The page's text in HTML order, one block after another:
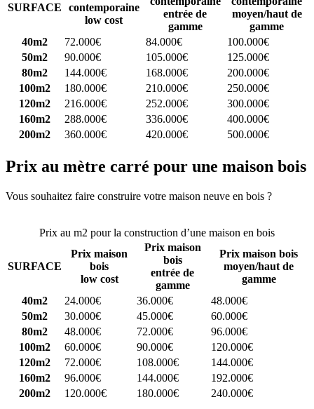
SURFACE
contemporaine
low cost
entrée de
gamme
moyen/haut de
gamme
40m2
72.000€ 84.000€
100.000€
50m2
90.000€ 105.000€
125.000€
80m2
144.000€ 168.000€
200.000€
100m2
180.000€ 210.000€
250.000€
120m2
216.000€ 252.000€
300.000€
160m2
288.000€ 336.000€
400.000€
200m2
360.000€ 420.000€ 500.000€
Prix au mètre carré pour une maison bois
Vous souhaitez faire construire votre maison neuve en bois ?
Prix au m2 pour la construction d’une maison en bois
SURFACE
Prix maison
bois
low cost
Prix maison
bois
entrée de
gamme
Prix maison bois
moyen/haut de
gamme
40m2
24.000€ 36.000€
48.000€
50m2
30.000€ 45.000€
60.000€
80m2
48.000€ 72.000€
96.000€
100m2
60.000€ 90.000€
120.000€
120m2
72.000€ 108.000€
144.000€
160m2
96.000€ 144.000€
192.000€
200m2
120.000€ 180.000€ 240.000€